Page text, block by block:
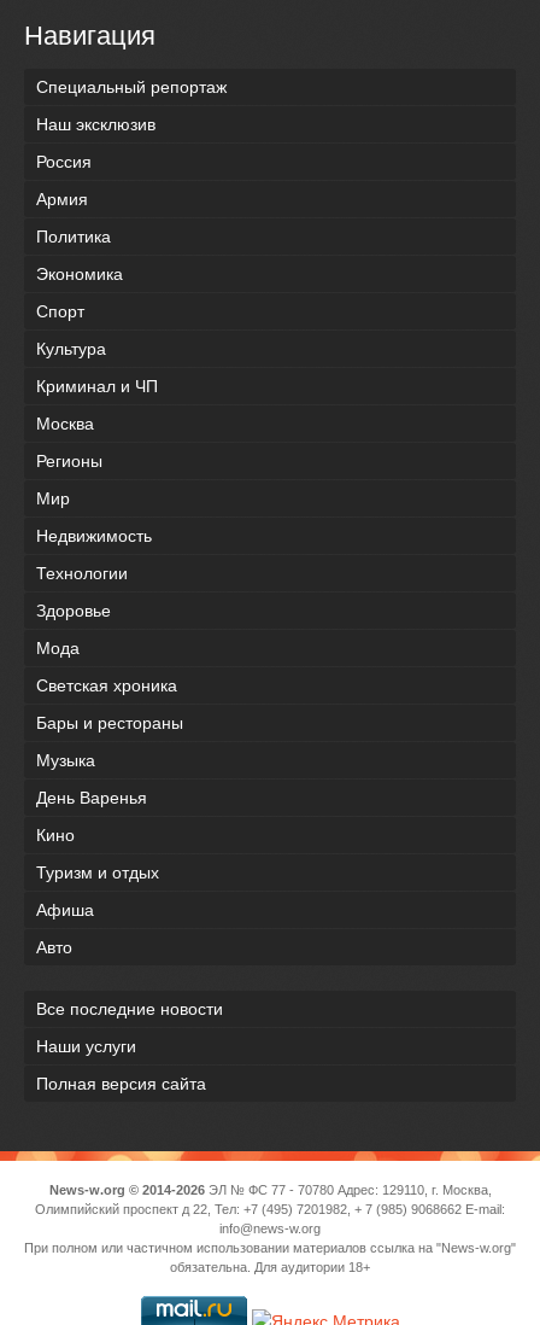
Навигация
Специальный репортаж
Наш эксклюзив
Россия
Армия
Политика
Экономика
Спорт
Культура
Криминал и ЧП
Москва
Регионы
Мир
Недвижимость
Технологии
Здоровье
Мода
Светская хроника
Бары и рестораны
Музыка
День Варенья
Кино
Туризм и отдых
Афиша
Авто
Все последние новости
Наши услуги
Полная версия сайта
News-w.org © 2014-2026ЭЛ № ФС 77 - 70780 Адрес: 129110, г. Москва,
Олимпийский проспект д 22, Тел: +7 (495) 7201982, + 7 (985) 9068662 E-mail:
info@news-w.org
При полном или частичном использовании материалов ссылка на "News-w.org"
обязательна. Для аудитории 18+